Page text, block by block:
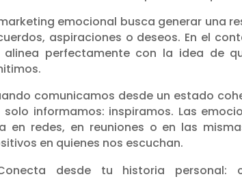
emocional busca generar una
aspiraciones o deseos. En el
alinea perfectamente con la idea de
comunicamos desde un estado
solo informamos: inspiramos. Las
en redes, en reuniones o en las
en quienes nos escuchan.
desde tu historia personal: